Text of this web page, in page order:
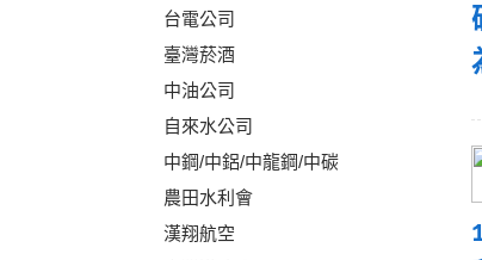
台電公司
臺灣菸酒
中油公司
自來水公司
中鋼/中鋁/中龍鋼/中碳
農田水利會
漢翔航空